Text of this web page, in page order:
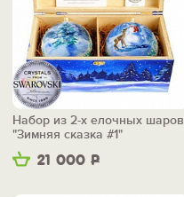
21 000 Р
Набор из 2-х елочных шаров
"Зимняя сказка #1"